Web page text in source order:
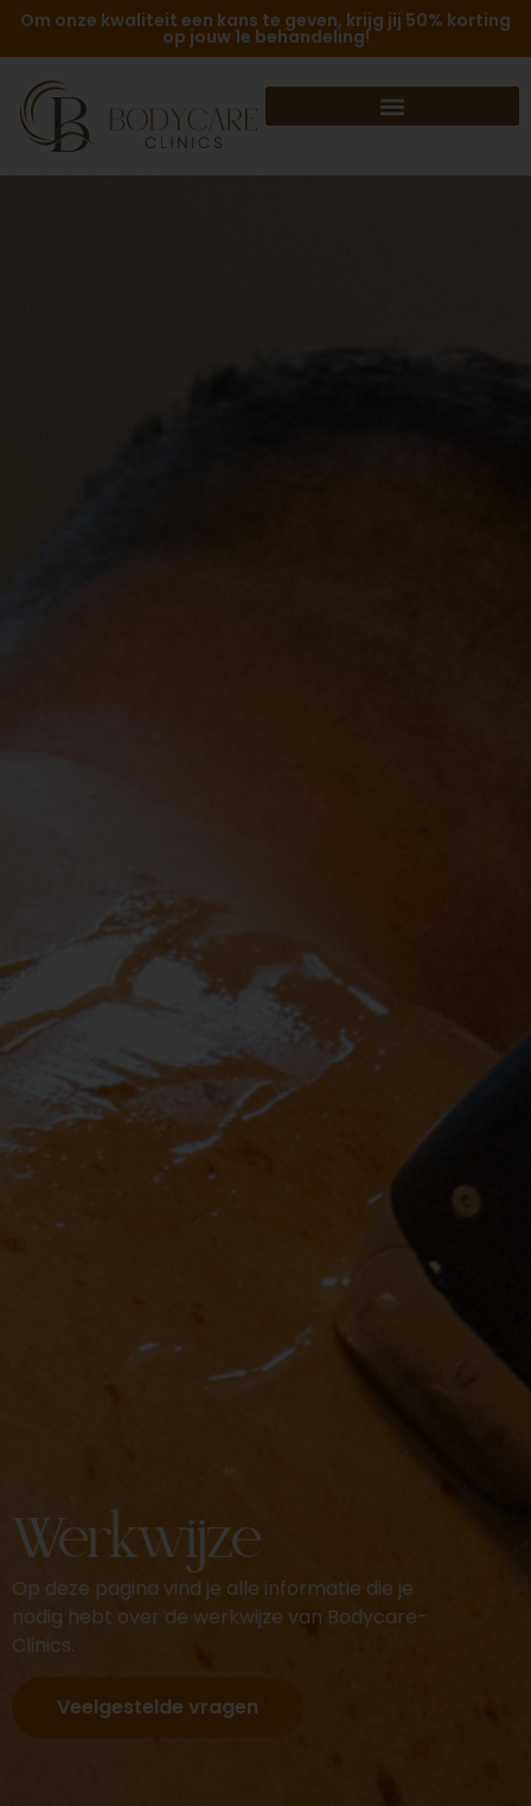
Om onze kwaliteit een kans te geven, krijg jij 50% korting
op jouw 1e behandeling!
Werkwijze
Op deze pagina vind je alle informatie die je
nodig hebt over de werkwijze van Bodycare-
Clinics.
Veelgestelde vragen